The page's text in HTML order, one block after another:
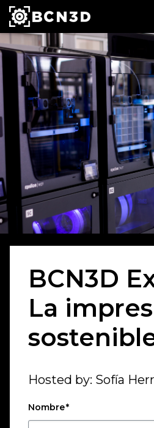
BCN3D
La
Hosted by: Sofía
Nombre*